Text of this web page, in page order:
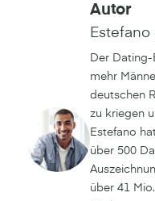
Autor
Estefano
Der Dating-
mehr
deutschen
zu kriegen
Estefano
über 500
über 41